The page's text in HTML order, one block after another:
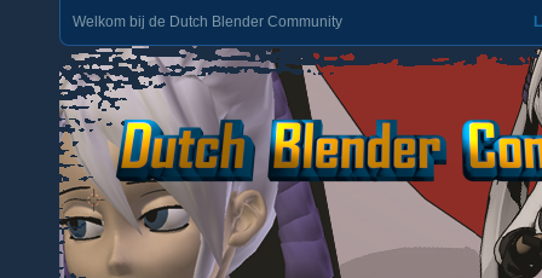
Welkom bij de Dutch Blender Community